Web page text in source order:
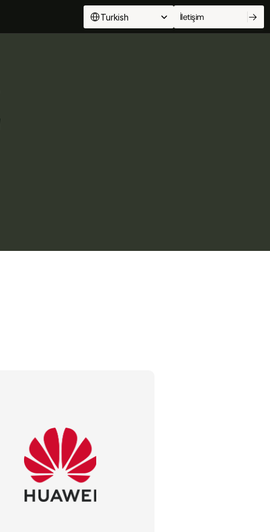
Select Language
Turkish İletişim